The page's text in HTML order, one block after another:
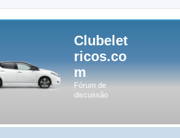
Clubelet
ricos.co
m
Fórum de
discussão